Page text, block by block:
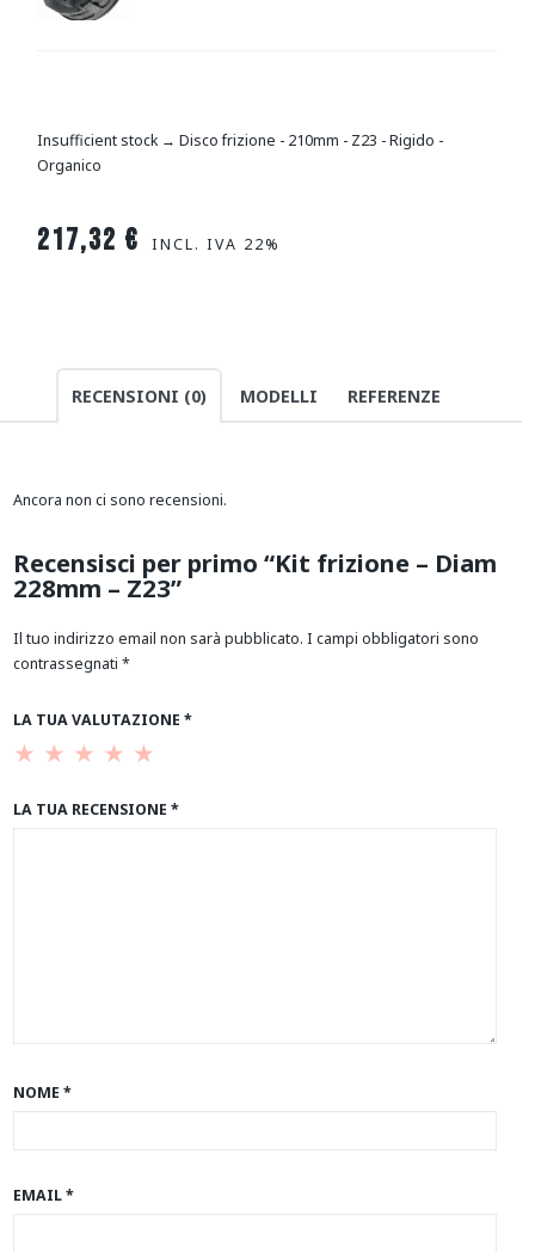
217,32 € INCL. IVA 22%
Insufficient stock → Disco frizione - 210mm - Z23 - Rigido -
Organico
RECENSIONI (0) MODELLI REFERENZE
Ancora non ci sono recensioni.
Recensisci per primo “Kit frizione – Diam
228mm – Z23”
Il tuo indirizzo email non sarà pubblicato. I campi obbligatori sono
contrassegnati *
LA TUA VALUTAZIONE *
LA TUA RECENSIONE *
NOME *
EMAIL*